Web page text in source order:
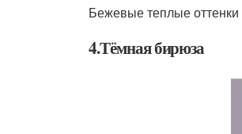
Бежевые теплые
4.Тёмная бирюза